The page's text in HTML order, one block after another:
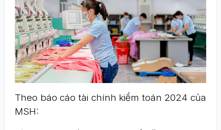
Theo báo cáo tài chính kiểm toán 2024 của
MSH: